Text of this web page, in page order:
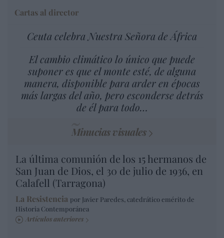
Cartas al director
Ceuta celebra Nuestra Señora de África
El cambio climático lo único que puede
suponer es que el monte esté, de alguna
manera, disponible para arder en épocas
más largas del año, pero esconderse detrás
de él para todo…
Minucias visuales
La última comunión de los 15 hermanos de
San Juan de Dios, el 30 de julio de 1936, en
Calafell (Tarragona)
La Resistencia por Javier Paredes, catedrático emérito de
Historia Contemporánea
Artículos anteriores